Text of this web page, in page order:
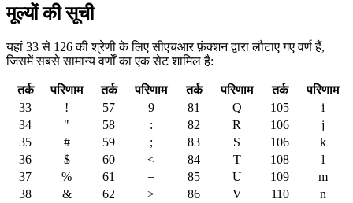
मूल्यों की सूची
यहां 33 से 126 की श्रेणी के लिए सीएचआर फ़ंक्शन द्वारा लौटाए गए वर्ण हैं,
जिसमें सबसे सामान्य वर्णों का एक सेट शामिल है:
तर्क परिणाम तर्क परिणाम तर्क परिणाम तर्क
परिणाम
33
! 57 9 81 Q 105
i
34
" 58 : 82 R 106
j
35
# 59 ; 83 S 106
k
36
$ 60 < 84 T 108
l
37
% 61 = 85 U 109
m
38
& 62 > 86 V 110
n